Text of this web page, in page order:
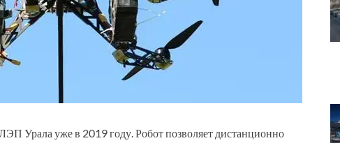
Урала уже в 2019 году. Робот позволяет дистанционно